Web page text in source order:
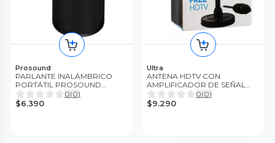
Prosound
PARLANTE INALÁMBRICO
PORTÁTIL PROSOUND
COLOR NEGRO Open box
0(0)
$6.390
Ultra
ANTENA HDTV CON
AMPLIFICADOR DE SEÑAL
Open box
0(0)
$9.290